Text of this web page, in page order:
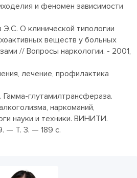
и феномен зависимости
О клинической типологии
веществ у больных
// Вопросы наркологии. - 2001,
лечение, профилактика
Гамма-глутамилтрансфераза.
наркоманий,
науки и техники. ВИНИТИ.
— Т. 3. — 189 с.